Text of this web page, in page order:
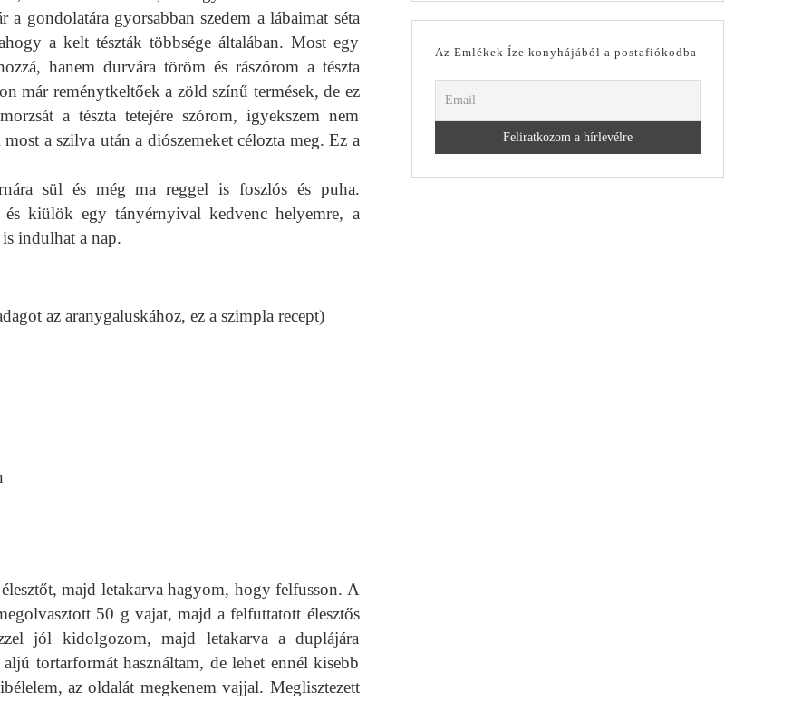
gondolatára gyorsabban szedem a lábaimat séta
a kelt tészták többsége általában. Most egy
hanem durvára töröm és rászórom a tészta
már reménytkeltőek a zöld színű termések, de ez
a tészta tetejére szórom, igyekszem nem
a szilva után a diószemeket célozta meg. Ez a
sül és még ma reggel is foszlós és puha.
és kiülök egy tányérnyival kedvenc helyemre, a
indulhat a nap.
az aranygaluskához, ez a szimpla recept)
majd letakarva hagyom, hogy felfusson. A
50 g vajat, majd a felfuttatott élesztős
jól kidolgozom, majd letakarva a duplájára
tortarformát használtam, de lehet ennél kisebb
az oldalát megkenem vajjal. Meglisztezett
Az Emlékek Íze konyhájából a postafiókodba